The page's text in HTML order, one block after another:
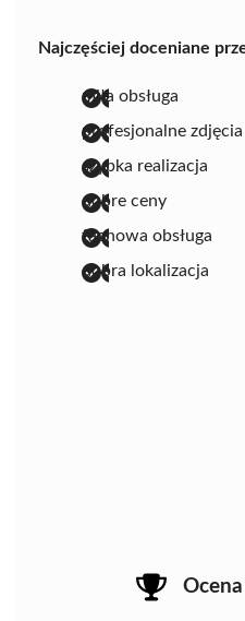
Najczęściej doceniane
miła obsługa
profesjonalne zdjęcia
szybka realizacja
dobre ceny
fachowa obsługa
dobra lokalizacja